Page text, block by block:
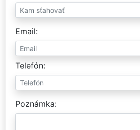
Email
Telefón
Poznámka